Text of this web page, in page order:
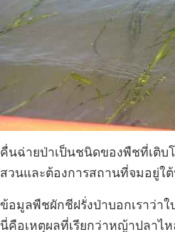
คื่นฉ่ายป่าเป็นชนิดของพืชที่เติบ
สวนและต้องการสถานที่จมอยู่ใ
ข้อมูลพืชผักชีฝรั่งป่าบอกเราว่า
นี่คือเหตุผลที่เรียกว่าหญ้าปลาไ